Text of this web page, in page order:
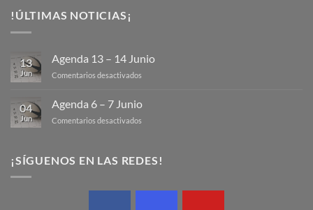
!ÚLTIMAS NOTICIAS¡
13
Jun
Agenda 13 – 14 Junio
Comentarios desactivados
–
04
Jun
Agenda 6 – 7 Junio
Comentarios desactivados
–
7
¡SÍGUENOS EN LAS REDES!